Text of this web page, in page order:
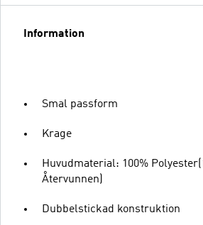
Information
Smal passform
Krage
Huvudmaterial: 100%
Återvunnen)
Dubbelstickad konstruktion